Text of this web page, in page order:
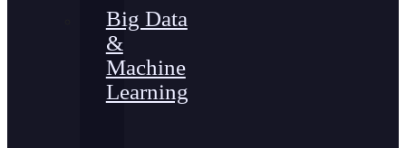
Big Data
&
Machine
Learning